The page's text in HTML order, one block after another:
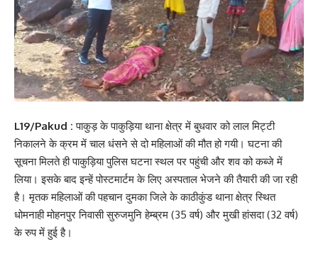
L19/Pakud : पाकुड़ के पाकुड़िया थाना क्षेत्र में बुधवार को लाल मिट्टी
निकालने के क्रम में चाल धंसने से दो महिलाओं की मौत हो गयी। घटना की
सूचना मिलते ही पाकुड़िया पुलिस घटना स्थल पर पहुंची और शव को कब्जे में
लिया। इसके बाद इन्हें पोस्टमार्टम के लिए अस्पताल भेजने की तैयारी की जा रही
है। मृतक महिलाओं की पहचान दुमका जिले के काठीकुंड थाना क्षेत्र स्थित
धोमनाही मोहनपुर निवासी सुरुजमुनि हेम्ब्रम (35 वर्ष) और मुखी हांसदा (32 वर्ष)
के रुप में हुई है।